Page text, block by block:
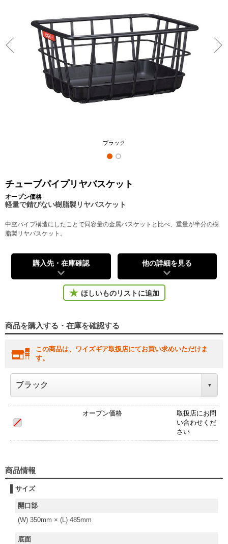
ブラック
チューブパイプリヤバスケット
オープン価格
軽量で錆びない樹脂製リヤバスケット
中空パイプ構造にしたことで同容量の金属バスケットと比べ、重量が半分の樹
脂製リヤバスケット。
購入先・在庫確認 他の詳細を見る
ほしいものリストに追加
商品を購入する・在庫を確認する
この商品は、ワイズギア取扱店にてお買い求めいただけま
す。
オープン価格
取扱店にお問
い合わせくだ
さい
商品情報
サイズ
開口部
(W) 350mm × (L) 485mm
底面